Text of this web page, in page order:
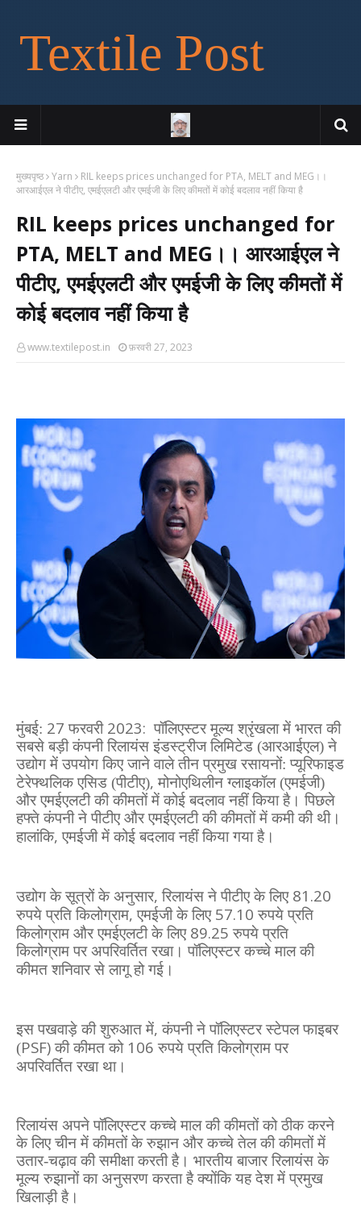
Textile Post
मुख्यपृष्ठ Yarn
RIL keeps prices unchanged for PTA, MELT and MEG।।
आरआईएल ने पीटीए, एमईएलटी और एमईजी के लिए कीमतों में कोई बदलाव नहीं किया है
RIL keeps prices unchanged for
PTA, MELT and MEG।। आरआईएल ने
पीटीए, एमईएलटी और एमईजी के लिए कीमतों में
कोई बदलाव नहीं किया है
www.textilepost.in फ़रवरी 27, 2023
मुंबई: 27 फरवरी 2023: पॉलिएस्टर मूल्य श्रृंखला में भारत की
सबसे बड़ी कंपनी रिलायंस इंडस्ट्रीज लिमिटेड (आरआईएल) ने
उद्योग में उपयोग किए जाने वाले तीन प्रमुख रसायनों: प्यूरिफाइड
टेरेफ्थलिक एसिड (पीटीए), मोनोएथिलीन ग्लाइकॉल (एमईजी)
और एमईएलटी की कीमतों में कोई बदलाव नहीं किया है। पिछले
हफ्ते कंपनी ने पीटीए और एमईएलटी की कीमतों में कमी की थी।
हालांकि, एमईजी में कोई बदलाव नहीं किया गया है।
उद्योग के सूत्रों के अनुसार, रिलायंस ने पीटीए के लिए 81.20
रुपये प्रति किलोग्राम, एमईजी के लिए 57.10 रुपये प्रति
किलोग्राम और एमईएलटी के लिए 89.25 रुपये प्रति
किलोग्राम पर अपरिवर्तित रखा। पॉलिएस्टर कच्चे माल की
कीमत शनिवार से लागू हो गई।
इस पखवाड़े की शुरुआत में, कंपनी ने पॉलिएस्टर स्टेपल फाइबर
(PSF) की कीमत को 106 रुपये प्रति किलोग्राम पर
अपरिवर्तित रखा था।
रिलायंस अपने पॉलिएस्टर कच्चे माल की कीमतों को ठीक करने
के लिए चीन में कीमतों के रुझान और कच्चे तेल की कीमतों में
उतार-चढ़ाव की समीक्षा करती है। भारतीय बाजार रिलायंस के
मूल्य रुझानों का अनुसरण करता है क्योंकि यह देश में प्रमुख
खिलाड़ी है।